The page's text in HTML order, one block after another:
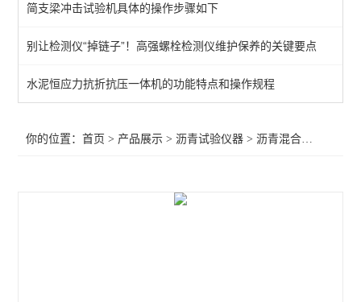
沥青压力老化系统
自动沥青溶解度测定仪
沥青路面检测仪器
简支梁冲击试验机具体的操作步骤如下
别让检测仪“掉链子”！高强螺栓检测仪维护保养的关键要点
水泥恒应力抗折抗压一体机的功能特点和操作规程
你的位置：首页 > 产品展示 >沥青试验仪器 >沥青混合料试验仪器